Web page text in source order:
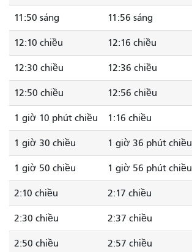
11:50 sáng 11:56 sáng
12:10 chiều 12:16 chiều
12:30 chiều 12:36 chiều
12:50 chiều 12:56 chiều
1 giờ 10 phút chiều 1:16 chiều
1 giờ 30 chiều 1 giờ 36 phút chiều
1 giờ 50 chiều 1 giờ 56 phút chiều
2:10 chiều 2:17 chiều
2:30 chiều 2:37 chiều
2:50 chiều 2:57 chiều